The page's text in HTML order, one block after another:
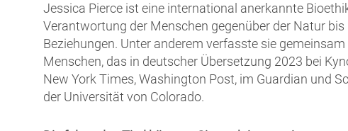
Jessica Pierce ist eine international anerkannte
Verantwortung der Menschen gegenüber der Natur
Beziehungen. Unter anderem verfasste sie
Menschen, das in deutscher Übersetzung 2023 bei
New York Times, Washington Post, im Guardian und
der Universität von Colorado.